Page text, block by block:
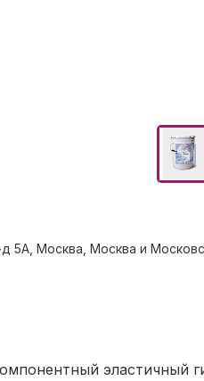
5А, Москва, Москва и
эластичный